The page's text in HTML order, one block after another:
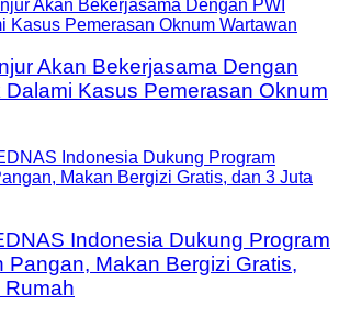
Akan Bekerjasama Dengan
Dalami Kasus Pemerasan Oknum
Indonesia Dukung Program
Pangan, Makan Bergizi Gratis,